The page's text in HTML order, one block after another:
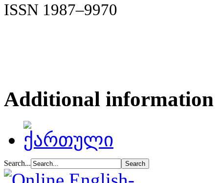
ISSN 1987–9970
Additional information
Search...